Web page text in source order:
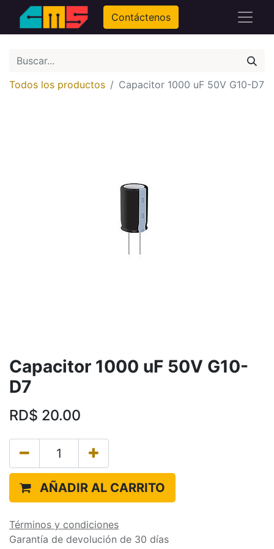
Contáctenos
Todos los productos Capacitor 1000 uF 50V G10-D7
Capacitor 1000 uF 50V G10-
D7
RD$ 20.00
AÑADIR AL CARRITO
Términos y condiciones
Garantía de devolución de 30 días